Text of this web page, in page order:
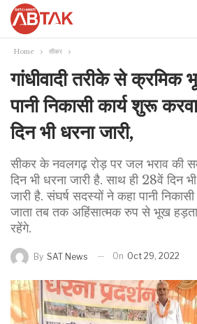
Home सीकर
गांधीवादी तरीके से
पानी निकासी कार्य शुरू
दिन भी धरना जारी,
सीकर के नवलगढ़ रोड़ पर जल भराव की
दिन भी धरना जारी है. साथ ही 28वें दिन
जारी है. संघर्ष सदस्यों ने कहा पानी
जाता तब तक अहिंसात्मक रुप से भूख
रहेंगे.
By SAT News On Oct 29, 2022